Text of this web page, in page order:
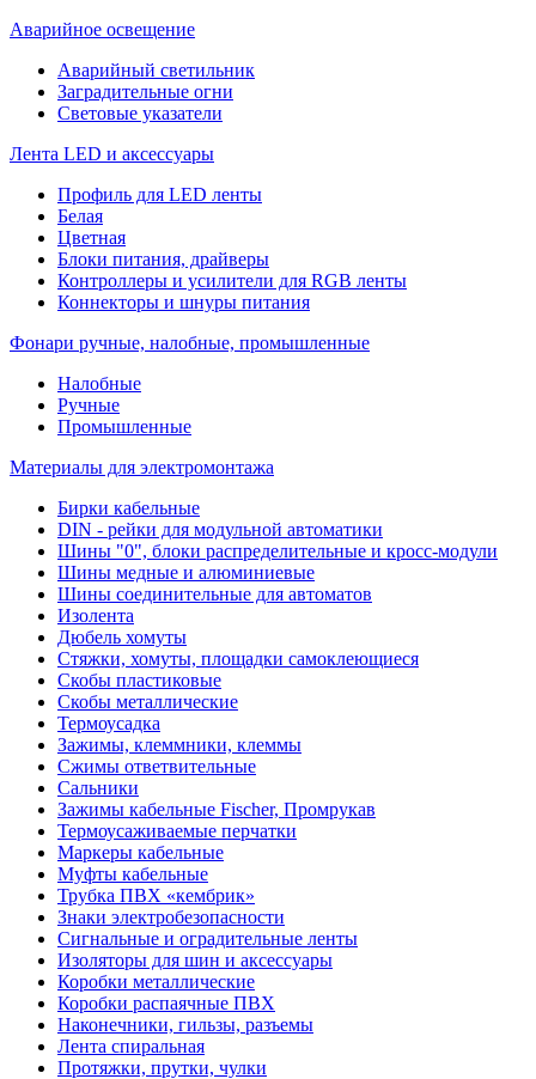
Аварийное освещение
Аварийный светильник
Заградительные огни
Световые указатели
Лента LED и аксессуары
Профиль для LED ленты
Белая
Цветная
Блоки питания, драйверы
Контроллеры и усилители для RGB ленты
Коннекторы и шнуры питания
Фонари ручные, налобные, промышленные
Налобные
Ручные
Промышленные
Материалы для электромонтажа
Бирки кабельные
DIN - рейки для модульной автоматики
Шины "0", блоки распределительные и кросс-модули
Шины медные и алюминиевые
Шины соединительные для автоматов
Изолента
Дюбель хомуты
Стяжки, хомуты, площадки самоклеющиеся
Скобы пластиковые
Скобы металлические
Термоусадка
Зажимы, клеммники, клеммы
Сжимы ответвительные
Сальники
Зажимы кабельные Fischer, Промрукав
Термоусаживаемые перчатки
Маркеры кабельные
Муфты кабельные
Трубка ПВХ «кембрик»
Знаки электробезопасности
Сигнальные и оградительные ленты
Изоляторы для шин и аксессуары
Коробки металлические
Коробки распаячные ПВХ
Наконечники, гильзы, разъемы
Лента спиральная
Протяжки, прутки, чулки